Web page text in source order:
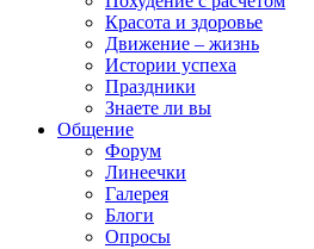
Красота и здоровье
Движение – жизнь
Истории успеха
Праздники
Знаете ли вы
Общение
Форум
Линеечки
Галерея
Блоги
Опросы